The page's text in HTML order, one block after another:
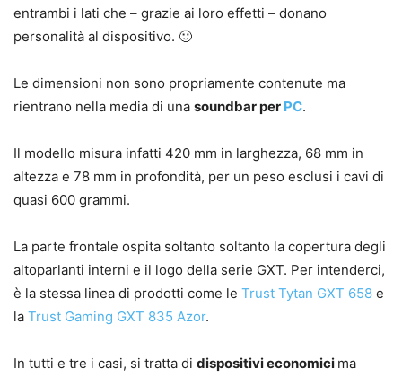
entrambi i lati che – grazie ai loro effetti – donano
personalità al dispositivo. 🙂
Le dimensioni non sono propriamente contenute ma
rientrano nella media di una soundbar per PC.
Il modello misura infatti 420 mm in larghezza, 68 mm in
altezza e 78 mm in profondità, per un peso esclusi i cavi di
quasi 600 grammi.
La parte frontale ospita soltanto soltanto la copertura degli
altoparlanti interni e il logo della serie GXT. Per intenderci,
è la stessa linea di prodotti come le Trust Tytan GXT 658 e
la Trust Gaming GXT 835 Azor.
In tutti e tre i casi, si tratta di dispositivi economici ma